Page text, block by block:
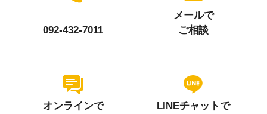
092-432-7011
メールで
ご相談
オンラインで
LINEチャットで